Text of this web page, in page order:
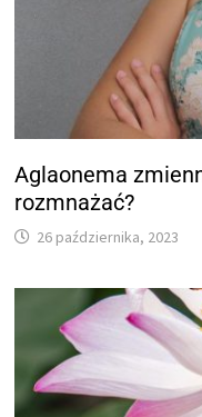
Aglaonema
rozmnażać?
26 października, 2023